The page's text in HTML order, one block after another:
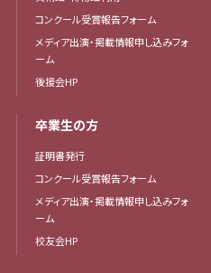
コンクール受賞報告フォーム
メディア出演・掲載情報申し込みフォ
ーム
後援会HP
卒業生の方
証明書発行
コンクール受賞報告フォーム
メディア出演・掲載情報申し込みフォ
ーム
校友会HP